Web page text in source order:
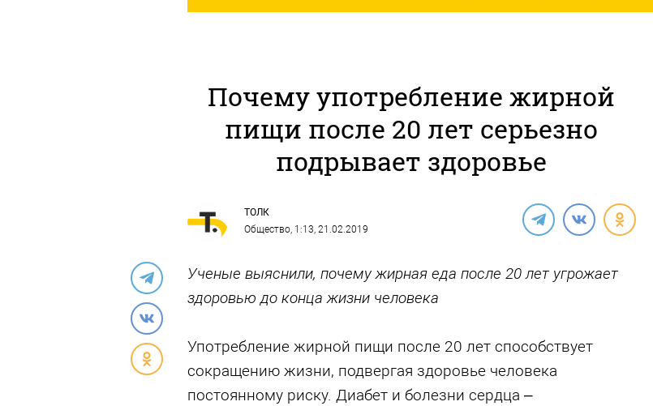
Почему употребление жирной
пищи после 20 лет серьезно
подрывает здоровье
ТОЛК
Общество, 1:13, 21.02.2019
Ученые выяснили, почему жирная еда после 20 лет угрожает
здоровью до конца жизни человека
Употребление жирной пищи после 20 лет способствует
сокращению жизни, подвергая здоровье человека
постоянному риску. Диабет и болезни сердца –